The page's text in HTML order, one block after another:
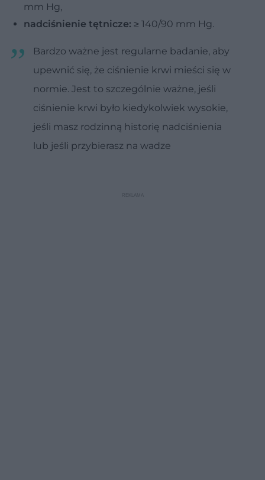
mm Hg,
nadciśnienie tętnicze: ≥ 140/90 mm Hg.
Bardzo ważne jest regularne badanie, aby
upewnić się, że ciśnienie krwi mieści się w
normie. Jest to szczególnie ważne, jeśli
ciśnienie krwi było kiedykolwiek wysokie,
jeśli masz rodzinną historię nadciśnienia
lub jeśli przybierasz na wadze